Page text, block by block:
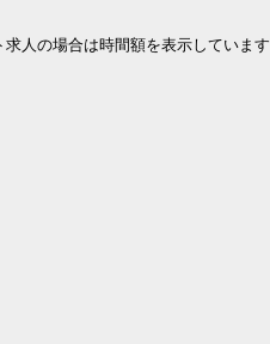
人の場合は時間額を表示しています